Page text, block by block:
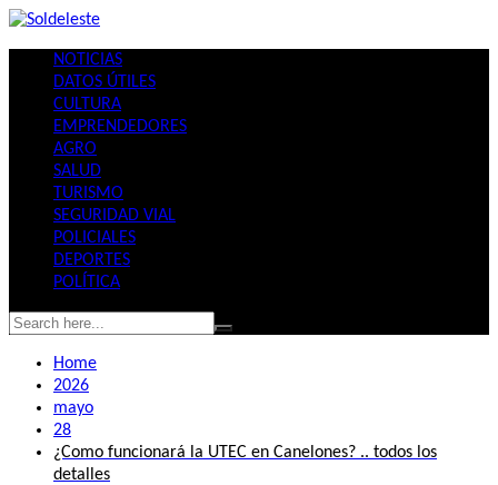
Skip
contentNOTICIAS
DATOS ÚTILES
CULTURA
EMPRENDEDORES
AGRO
SALUD
TURISMO
SEGURIDAD VIAL
POLICIALES
DEPORTES
POLÍTICA
Home
2026
mayo
28
¿Como funcionará la UTEC en Canelones? .. todos los
detalles